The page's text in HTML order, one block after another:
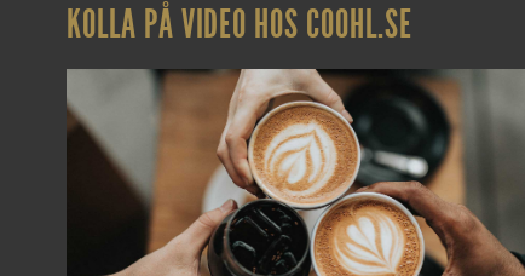
KOLLA PÅ VIDEO HOS COOHL.SE